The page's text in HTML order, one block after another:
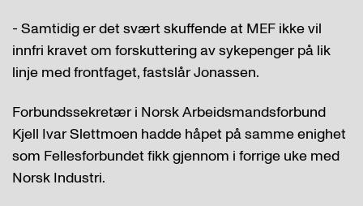
- Samtidig er det svært skuffende at MEF ikke vil
innfri kravet om forskuttering av sykepenger på lik
linje med frontfaget, fastslår Jonassen.
Forbundssekretær i Norsk Arbeidsmandsforbund
Kjell Ivar Slettmoen hadde håpet på samme enighet
som Fellesforbundet fikk gjennom i forrige uke med
Norsk Industri.